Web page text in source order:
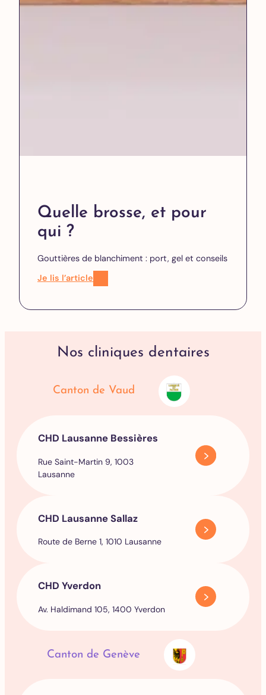
Quelle brosse, et pour
qui ?
Gouttières de blanchiment : port, gel et conseils
Je lis l’article
Nos cliniques dentaires
Canton de Vaud
CHD Lausanne Bessières
Rue Saint-Martin 9, 1003
Lausanne
CHD Lausanne Sallaz
Route de Berne 1, 1010 Lausanne
CHD Yverdon
Av. Haldimand 105, 1400 Yverdon
Canton de Genève